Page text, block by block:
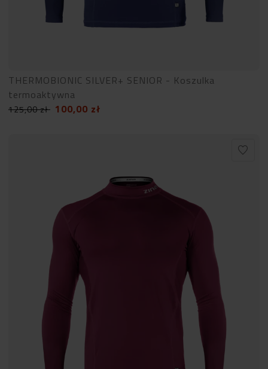
THERMOBIONIC SILVER+ SENIOR - Koszulka
termoaktywna
125,00zł 100,00 zł